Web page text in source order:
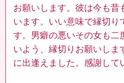
お願いします。彼は今も昔
います。いい意味で縁切り
す。男癖の悪いその女も二
いよう、縁切りお願いしま
に出逢えました。感謝して